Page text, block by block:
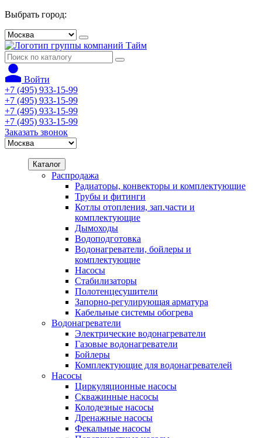
Выбрать город:
Войти
+7 (495) 933-15-99
+7 (495) 933-15-99
+7 (495) 933-15-99
+7 (495) 933-15-99
Заказать звонок
Каталог
Распродажа
Радиаторы, конвекторы и комплектующие
Трубы и фитинги
Котлы отопления, зап.части и
комплектующие
Дымоходы
Водоподготовка
Водонагреватели, бойлеры и
комплектующие
Насосы
Стабилизаторы
Полотенцесушители
Запорно-регулирующая арматура
Кабельные системы обогрева
Водонагреватели
Электрические водонагреватели
Газовые водонагреватели
Бойлеры
Комплектующие для водонагревателей
Насосы
Циркуляционные насосы
Скважинные насосы
Колодезные насосы
Дренажные насосы
Фекальные насосы